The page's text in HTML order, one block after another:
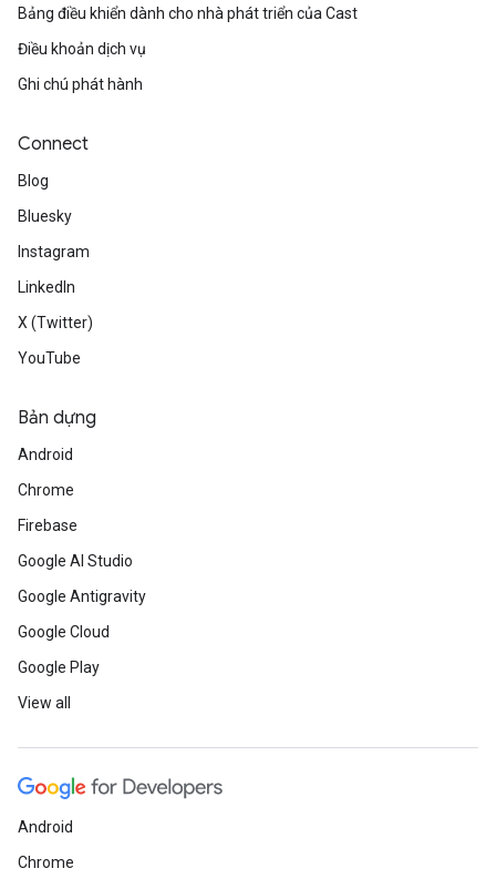
Bảng điều khiển dành cho nhà phát triển của Cast
Điều khoản dịch vụ
Ghi chú phát hành
Connect
Blog
Bluesky
Instagram
LinkedIn
X (Twitter)
YouTube
Bản dựng
Android
Chrome
Firebase
Google AI Studio
Google Antigravity
Google Cloud
Google Play
View all
Android
Chrome